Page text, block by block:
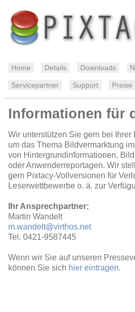
Home Details Downloads
Servicepartner Support Preise
Informationen für
Wir unterstützen Sie gern bei Ihrer
um das Thema Bildvermarktung
von Hintergrundinformationen,
oder Anwenderreportagen. Wir
gern Pixtacy-Vollversionen für
Leserwettbewerbe o. ä. zur
Ihr Ansprechpartner:
Martin Wandelt
m.wandelt@virthos.net
Tel. 0421-9587445
Wenn wir Sie auf unseren
können Sie sich hier eintragen.